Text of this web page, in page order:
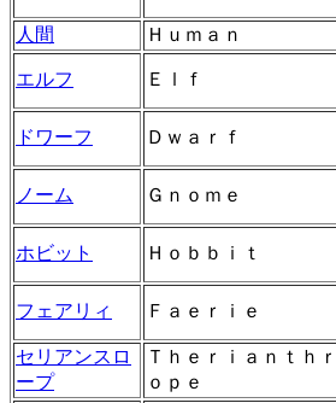
人間
Ｈｕｍａｎ
エルフ Ｅｌｆ
ドワーフ Ｄｗａｒｆ
ノーム Ｇｎｏｍｅ
ホビット Ｈｏｂｂｉｔ
フェアリィ Ｆａｅｒｉｅ
セリアンスロ
ープ
Ｔｈｅｒｉａｎｔｈｒ
ｏｐｅ